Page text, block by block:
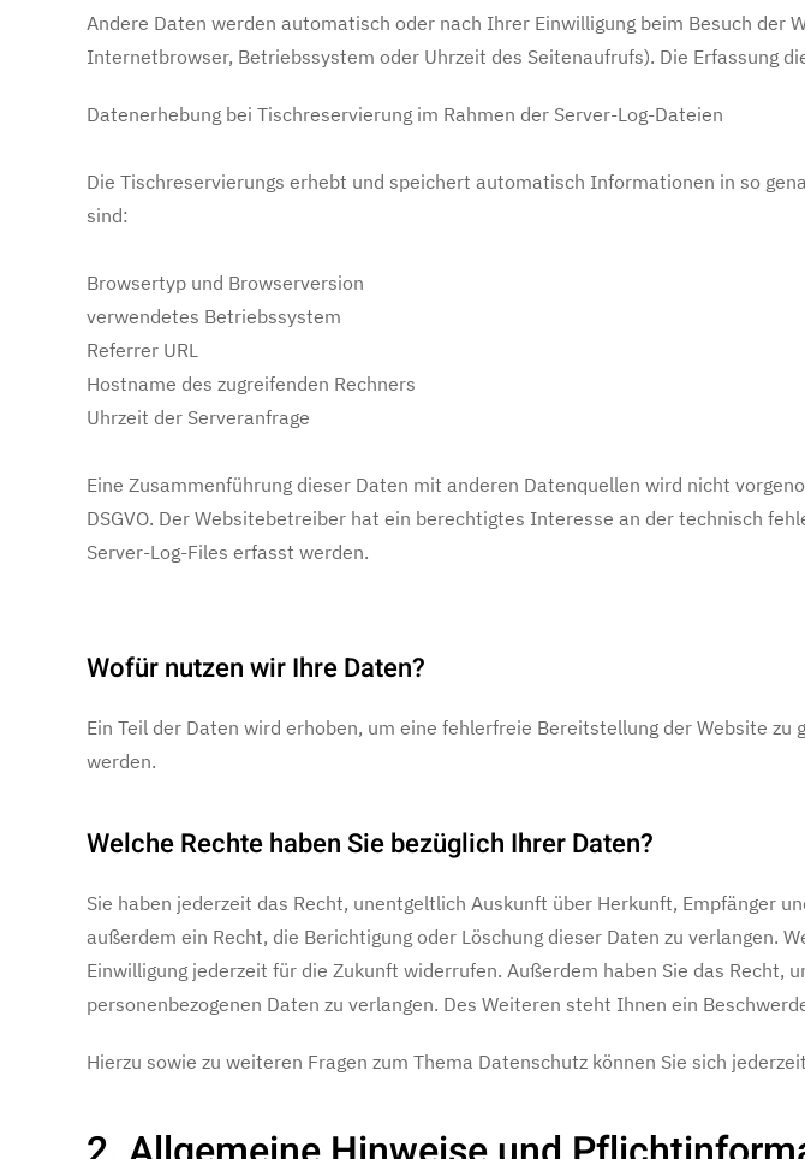
Andere Daten werden automatisch oder nach Ihrer Einwilligung beim Besuch der
Internetbrowser, Betriebssystem oder Uhrzeit des Seitenaufrufs). Die Erfassung
Datenerhebung bei Tischreservierung im Rahmen der Server-Log-Dateien
Die Tischreservierungs erhebt und speichert automatisch Informationen in so
sind:
Browsertyp und Browserversion
verwendetes Betriebssystem
Referrer URL
Hostname des zugreifenden Rechners
Uhrzeit der Serveranfrage
Eine Zusammenführung dieser Daten mit anderen Datenquellen wird nicht
DSGVO. Der Websitebetreiber hat ein berechtigtes Interesse an der technisch
Server-Log-Files erfasst werden.
Wofür nutzen wir Ihre Daten?
Ein Teil der Daten wird erhoben, um eine fehlerfreie Bereitstellung der Website
werden.
Welche Rechte haben Sie bezüglich Ihrer Daten?
Sie haben jederzeit das Recht, unentgeltlich Auskunft über Herkunft, Empfänger
außerdem ein Recht, die Berichtigung oder Löschung dieser Daten zu verlangen.
Einwilligung jederzeit für die Zukunft widerrufen. Außerdem haben Sie das
personenbezogenen Daten zu verlangen. Des Weiteren steht Ihnen ein
Hierzu sowie zu weiteren Fragen zum Thema Datenschutz können Sie sich